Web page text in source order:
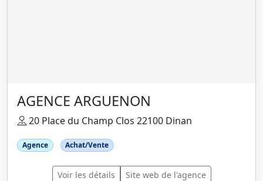
AGENCE ARGUENON
20 Place du Champ Clos 22100 Dinan
Agence Achat/Vente
Voir les détails Site web de l'agence